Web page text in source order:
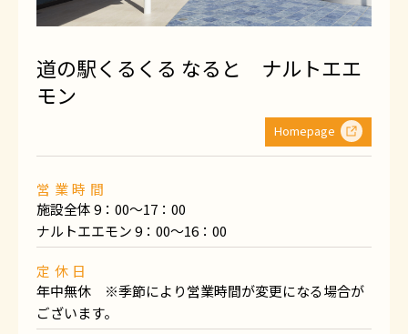
道の駅くるくる なると ナルトエエ
モン
Homepage
営業時間
施設全体 9：00～17：00
ナルトエエモン 9：00～16：00
定休日
年中無休 ※季節により営業時間が変更になる場合が
ございます。